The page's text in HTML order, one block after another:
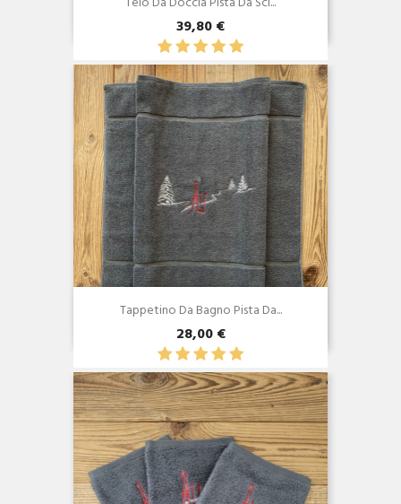
39,80 €
Anteprima
Tappetino Da Bagno Pista Da...
28,00 €
Anteprima